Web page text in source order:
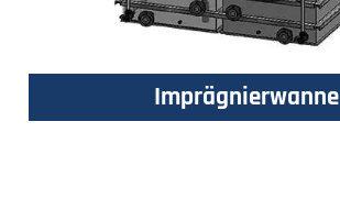
Imprägnierwanne